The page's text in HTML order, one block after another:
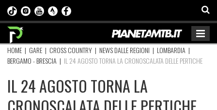
HOME | GARE | CROSS COUNTRY | NEWS DALLE REGIONI | LOMBARDIA |
BERGAMO - BRESCIA | IL 24 AGOSTO TORNA LA CRONOSCALATA DELLE PERTICHE
IL 24 AGOSTO TORNA LA